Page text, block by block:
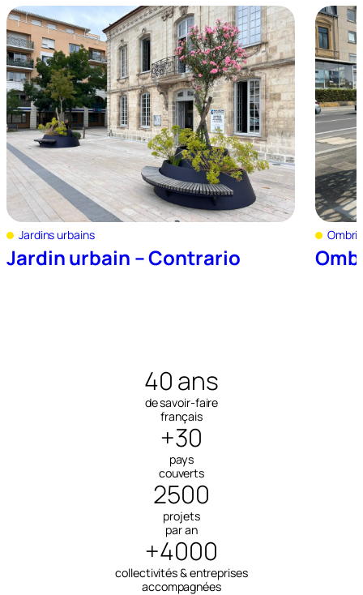
Jardins urbains
Jardin urbain – Contrario
40 ans
de savoir-faire
français
+30
pays
couverts
2500
projets
par an
+4000
collectivités & entreprises
accompagnées